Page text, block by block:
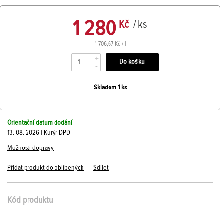
1 280 Kč / ks
1 706,67 Kč / l
+
-
Skladem 1 ks
Orientační datum dodání
13. 08. 2026 | Kurýr DPD
Možnosti dopravy
Přidat produkt do oblíbených Sdílet
Kód produktu